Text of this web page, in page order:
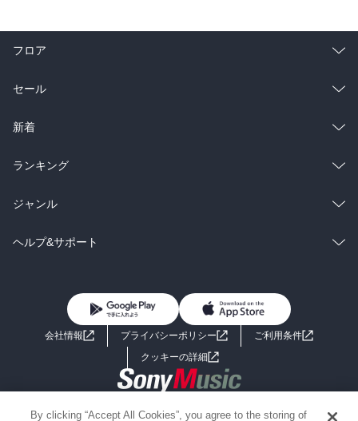
フロア
総合
ラノベ
雑誌・グラビア
BL・TL
セール
総合
ラノベ
雑誌・グラビア
BL・TL
新着
総合
ラノベ
雑誌・グラビア
ランキング
総合
ラノベ
ジャンル
コミック
ライトノベル 男子向けラノベ
小説
海外小説
ヘルプ&サポート
よくあるご質問 お問い合わせ
会社情報 プライバシーポリシー
ご利用条件
クッキーの詳細
Copyright 2017 - 2026 Sony Music Entertainment(Japan) Inc.
By clicking “Accept All Cookies”, you agree to the storing of